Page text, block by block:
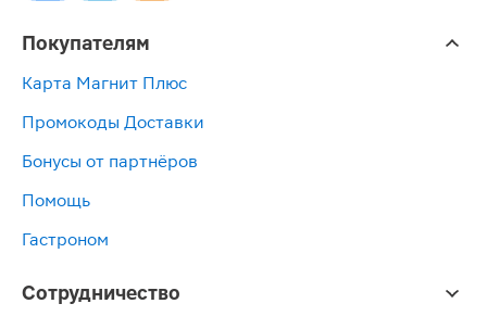
Покупателям
Карта Магнит Плюс
Промокоды Доставки
Бонусы от партнёров
Помощь
Гастроном
Сотрудничество